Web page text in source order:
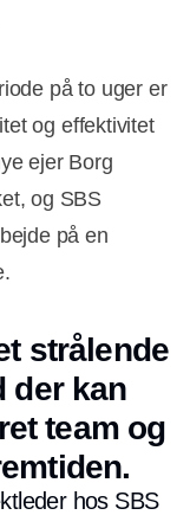
på to uger er
og effektivitet
ejer Borg
og SBS
på en
strålende
der kan
team og
hos SBS